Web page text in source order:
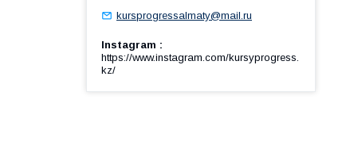
kursprogressalmaty@mail.ru
Instagram
https://www.instagram.com/kursyprogress.
kz/